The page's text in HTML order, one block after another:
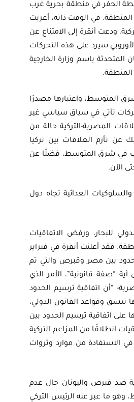
يتعلق بأنشطة الحفر في منطقة بحرية غرب
في الوقت ذاته، أعربت
ودعت أنقرة إلى الامتناع عن
سيرد على هذه التحركات
باسم وزارة الخارجية
المنطقة.
المتوسط، واعتبارها مصدرًا
تأتي في سياق سياسي غير
المصرية-التركية حالة من
ثورة 30 يونيو وتداعياتها، ناهيك عن تأزم العلاقات بين تركيا
في شرق المتوسط، فضلًا عن
العدائية تجاه دول
للبحار، ورفض الاتفاقيات
فقد أعلنت أنقرة في فبراير
بين مصر وقبرص والتي تم
لا تحمل أية “صفة قانونية”، الأمر الذي
“أن اتفاقية ترسيم الحدود
تتسق وقواعد القانون الدولي،
على اتفاقية ترسيم الحدود بين
رفض أنقرة لهذه الاتفاقيات انطلاقًا من المزاعم التركية
الاستفادة من موارد وثروات
ضد قبرص واليونان حال عدم
ما عبر عنه الرئيس التركي